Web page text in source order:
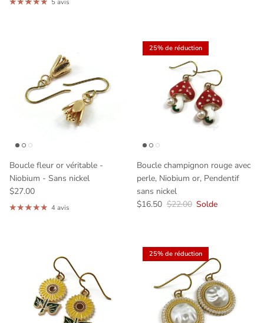
5 avis
Boucle fleur or véritable -
Niobium - Sans nickel
$27.00
4 avis
25% de réduction
Boucle champignon rouge avec
perle, Niobium or, Pendentif
sans nickel
$16.50 $22.00 Solde
25% de réduction